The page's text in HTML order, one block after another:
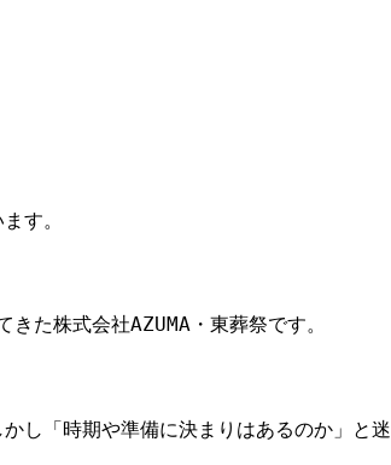
す。
た株式会社AZUMA・東葬祭です。
し「時期や準備に決まりはあるのか」と迷